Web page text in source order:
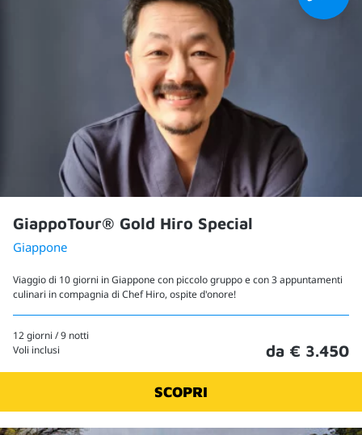
GiappoTour® Gold Hiro Special
Giappone
Viaggio di 10 giorni in Giappone con piccolo gruppo e con 3 appuntamenti
culinari in compagnia di Chef Hiro, ospite d'onore!
12 giorni / 9 notti
Voli inclusi
da € 3.450
SCOPRI